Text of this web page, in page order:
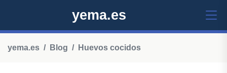
yema.es
yema.es Blog Huevos cocidos